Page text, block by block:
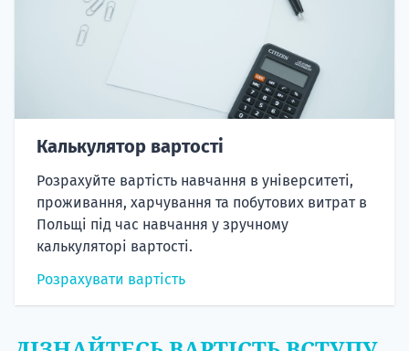
Калькулятор вартості
Розрахуйте вартість навчання в університеті,
проживання, харчування та побутових витрат в
Польщі під час навчання у зручному
калькуляторі вартості.
Розрахувати вартість